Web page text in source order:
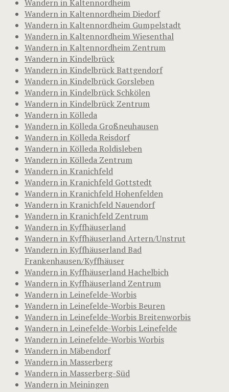
Wandern in Kaltennordheim
Wandern in Kaltennordheim Diedorf
Wandern in Kaltennordheim Gumpelstadt
Wandern in Kaltennordheim Wiesenthal
Wandern in Kaltennordheim Zentrum
Wandern in Kindelbrück
Wandern in Kindelbrück Battgendorf
Wandern in Kindelbrück Gorsleben
Wandern in Kindelbrück Schkölen
Wandern in Kindelbrück Zentrum
Wandern in Kölleda
Wandern in Kölleda Großneuhausen
Wandern in Kölleda Reisdorf
Wandern in Kölleda Roldisleben
Wandern in Kölleda Zentrum
Wandern in Kranichfeld
Wandern in Kranichfeld Gottstedt
Wandern in Kranichfeld Hohenfelden
Wandern in Kranichfeld Nauendorf
Wandern in Kranichfeld Zentrum
Wandern in Kyffhäuserland
Wandern in Kyffhäuserland Artern/Unstrut
Wandern in Kyffhäuserland Bad
Frankenhausen/Kyffhäuser
Wandern in Kyffhäuserland Hachelbich
Wandern in Kyffhäuserland Zentrum
Wandern in Leinefelde-Worbis
Wandern in Leinefelde-Worbis Beuren
Wandern in Leinefelde-Worbis Breitenworbis
Wandern in Leinefelde-Worbis Leinefelde
Wandern in Leinefelde-Worbis Worbis
Wandern in Mäbendorf
Wandern in Masserberg
Wandern in Masserberg-Süd
Wandern in Meiningen